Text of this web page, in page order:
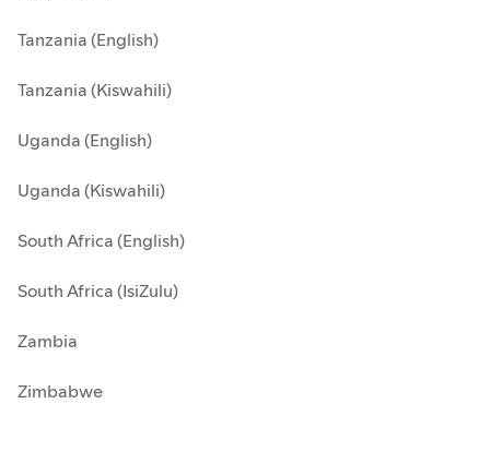
Tanzania (English)
Tanzania (Kiswahili)
Uganda (English)
Uganda (Kiswahili)
South Africa (English)
South Africa (IsiZulu)
Zambia
Zimbabwe